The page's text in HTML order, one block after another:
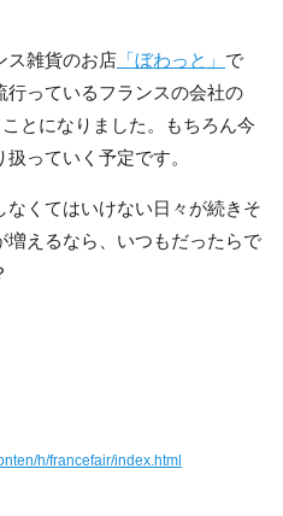
ス雑貨のお店 「ぼわっと」 で
行っているフランスの会社の
とになりました。もちろん今
っていく予定です。
なくてはいけない日々が続きそ
増えるなら、いつもだったらで
h/francefair/index.html